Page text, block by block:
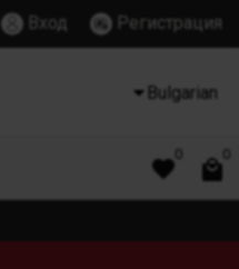
Вход Регистрация
Bulgarian